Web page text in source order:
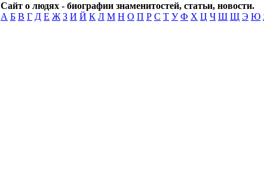
Сайт о людях - биографии знаменитостей, статьи, новости.
А Б В Г Д Е Ж З И Й К Л М Н О П Р С Т У Ф Х Ц Ч Ш Щ Э Ю